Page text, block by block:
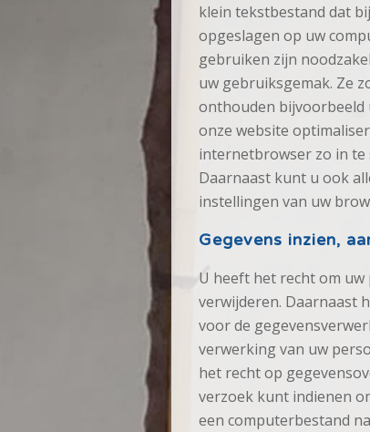
klein tekstbestand dat
opgeslagen op uw
gebruiken zijn
uw gebruiksgemak. Ze
onthouden bijvoorbeeld
onze website
internetbrowser zo in te
Daarnaast kunt u ook
instellingen van uw
Gegevens inzien,
U heeft het recht om
verwijderen. Daarnaast
voor de
verwerking van uw
het recht op
verzoek kunt indienen
een computerbestand